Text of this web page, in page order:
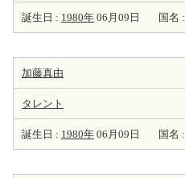
誕生日 : 1980年 06月09日 国名 :
加藤真由
タレント
誕生日 : 1980年 06月09日 国名 :